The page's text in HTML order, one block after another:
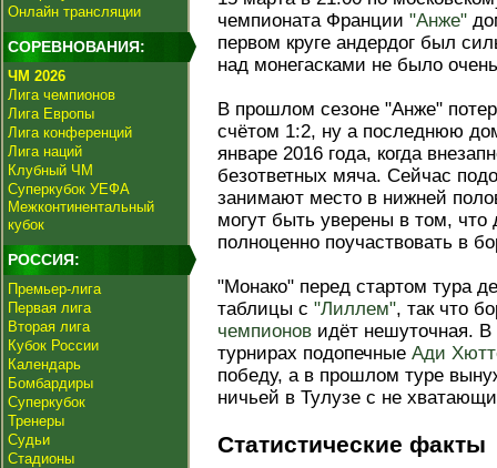
Онлайн трансляции
СОРЕВНОВАНИЯ:
ЧМ 2026
Лига чемпионов
Лига Европы
Лига конференций
Лига наций
Клубный ЧМ
Суперкубок УЕФА
Межконтинентальный
кубок
РОССИЯ:
Премьер-лига
Первая лига
Вторая лига
Кубок России
Календарь
Бомбардиры
Суперкубок
Тренеры
Судьи
Стадионы
чемпионата Франции "Анже"
первом круге андердог был
над монегасками не было
В прошлом сезоне "Анже"
счётом 1:2, ну а последнюю
январе 2016 года, когда
безответных мяча. Сейчас
занимают место в нижней
могут быть уверены в том, что
полноценно поучаствовать в
"Монако" перед стартом тура
таблицы с "Лиллем", так что
чемпионов идёт нешуточная. В
турнирах подопечные Ади
победу, а в прошлом туре
ничьей в Тулузе с не
Статистические факты